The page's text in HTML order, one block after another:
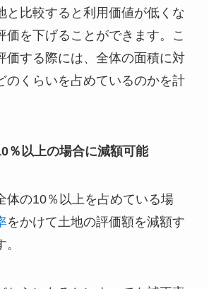
と比較すると利用価値が低くな
価を下げることができます。こ
価する際には、全体の面積に対
のくらいを占めているのかを計
％以上の場合に減額可能
体の10％以上を占めている場
をかけて土地の評価額を減額す